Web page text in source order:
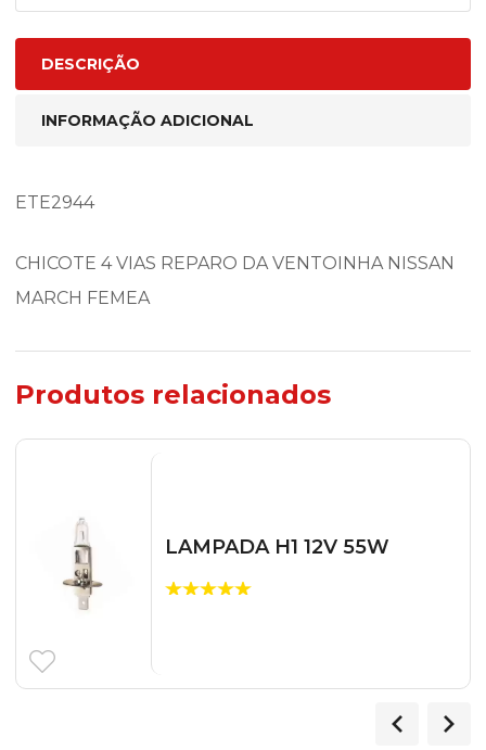
DESCRIÇÃO
INFORMAÇÃO ADICIONAL
ETE2944
CHICOTE 4 VIAS REPARO DA VENTOINHA NISSAN
MARCH FEMEA
Produtos relacionados
LAMPADA H1 12V 55W